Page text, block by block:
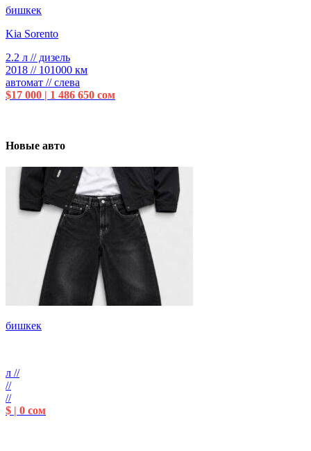
бишкек
Kia Sorento
2.2 л // дизель
2018 // 101000 км
автомат // слева
$17 000 | 1 486 650 сом
Новые авто
бишкек
л //
//
//
$ | 0 сом